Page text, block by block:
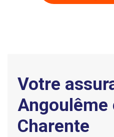
Votre
Angoulême
Charente